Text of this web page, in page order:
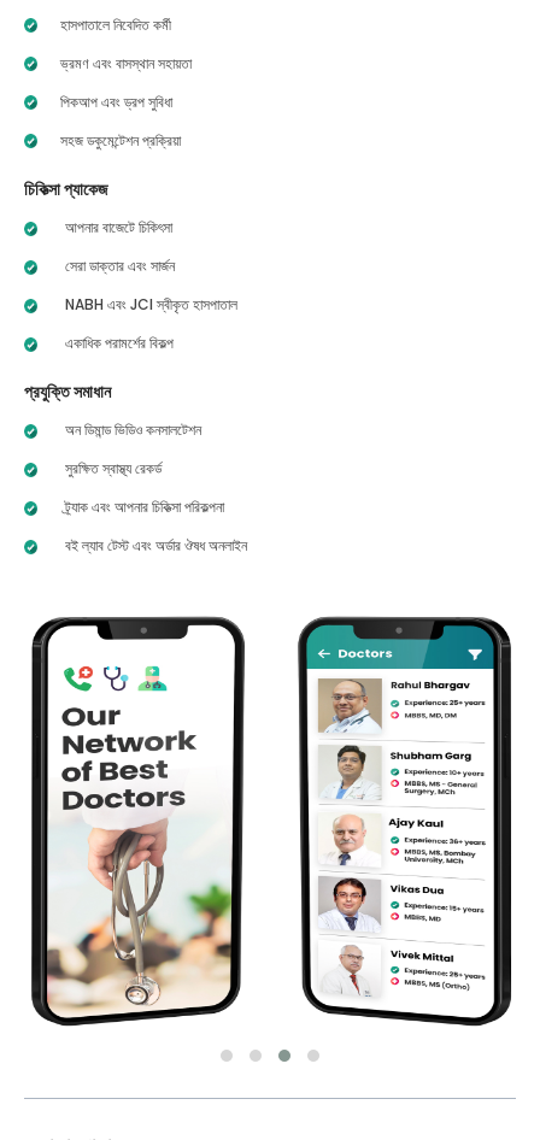
হাসপাতালে নিবেদিত কর্মী
ভ্রমণ এবং বাসস্থান সহায়তা
পিকআপ এবং ড্রপ সুবিধা
সহজ ডকুমেন্টেশন প্রক্রিয়া
চিকিত্সা প্যাকেজ
আপনার বাজেটে চিকিৎসা
সেরা ডাক্তার এবং সার্জন
NABH এবং JCI স্বীকৃত হাসপাতাল
একাধিক পরামর্শের বিকল্প
প্রযুক্তি সমাধান
অন ডিমান্ড ভিডিও কনসালটেশন
সুরক্ষিত স্বাস্থ্য রেকর্ড
ট্র্যাক এবং আপনার চিকিত্সা পরিকল্পনা
বই ল্যাব টেস্ট এবং অর্ডার ঔষধ অনলাইন